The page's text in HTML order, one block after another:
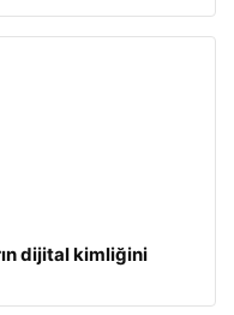
dijital kimliğini